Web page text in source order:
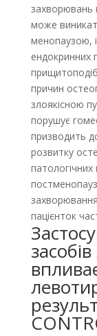
захворювань
може
менопаузою,
ендокринних
причин
злоякісною
порушує
призводить
розвитку
пацієнток